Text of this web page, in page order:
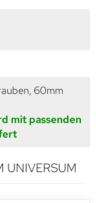
60mm
mit passenden
UNIVERSUM